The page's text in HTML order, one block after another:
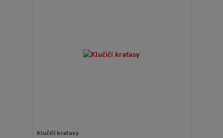
Klučičí kraťasy